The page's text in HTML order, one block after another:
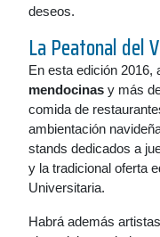
deseos.
La Peatonal del
En esta edición 2016,
mendocinas y más
comida de
ambientación
stands dedicados a
y la tradicional oferta
Universitaria.
Habrá además